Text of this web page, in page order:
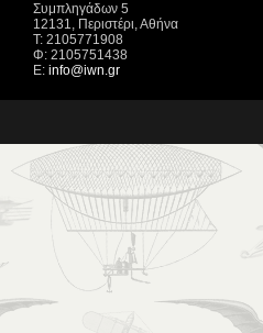
Συμπληγάδων 5
12131, Περιστέρι, Αθήνα
Τ: 2105771908
Φ: 2105751438
Ε: info@iwn.gr